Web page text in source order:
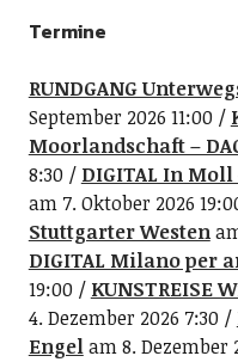
Termine
RUNDGANG
September 2026 11:00
Moorlandschaft –
8:30
DIGITAL In
am 7. Oktober 2026
Stuttgarter Westen
DIGITAL Milano per
19:00
KUNSTREISE
4. Dezember 2026 7:30
Engelam 8. Dezember